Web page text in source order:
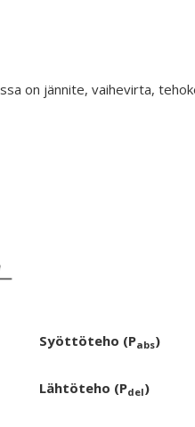
on jännite, vaihevirta,
Syöttöteho (Pabs)
Lähtöteho (Pdel)